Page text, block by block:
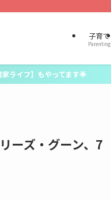
子育て
Parenting
ライフ】もやってます🌟
ーズ・グーン、7